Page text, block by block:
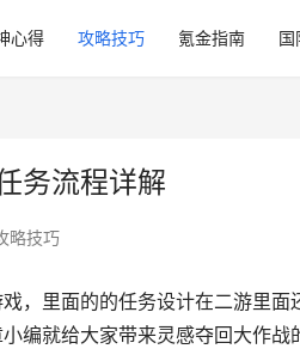
心得 攻略技巧 氪金指南 国
务流程详解
略技巧
，里面的的任务设计在二游里
编就给大家带来灵感夺回大作